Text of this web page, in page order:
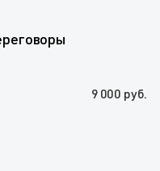
9 000 руб.